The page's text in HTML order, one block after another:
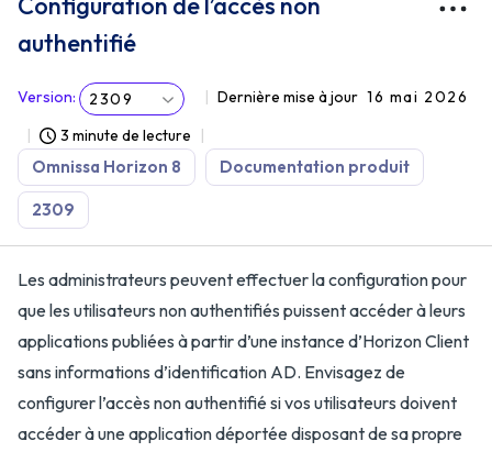
authentifié
Version: 2309 Dernière mise à jour 16 mai 2026
3 minute de lecture
Omnissa Horizon 8 Documentation produit
2309
Les administrateurs peuvent effectuer la configuration pour
que les utilisateurs non authentifiés puissent accéder à leurs
applications publiées à partir d’une instance d’Horizon Client
sans informations d’identification AD. Envisagez de
configurer l’accès non authentifié si vos utilisateurs doivent
accéder à une application déportée disposant de sa propre